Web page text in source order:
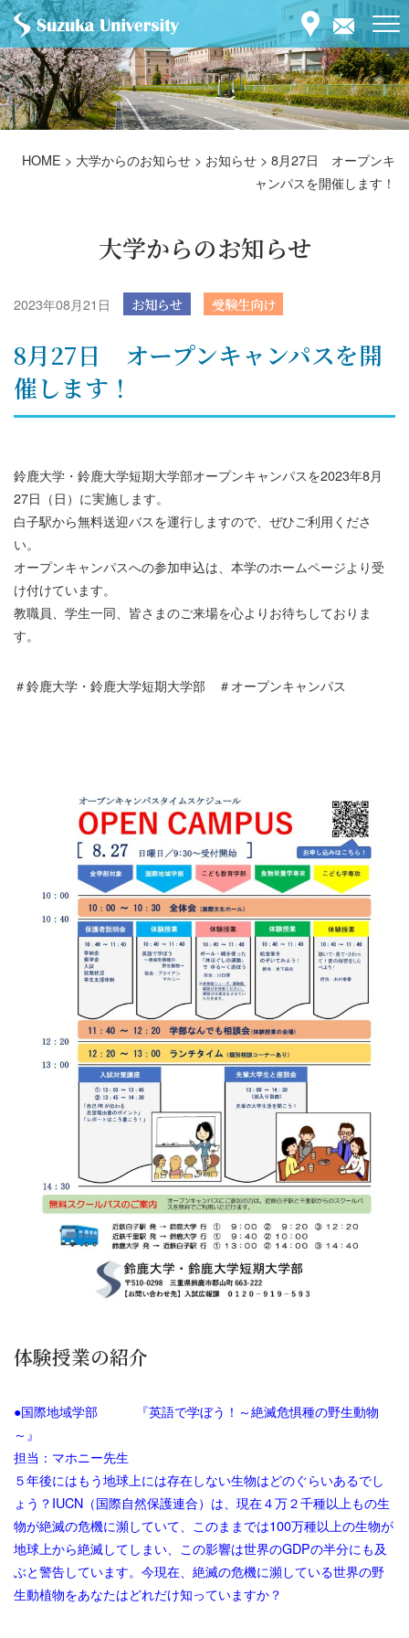
HOME > 大学からのお知らせ > お知らせ > 8月27日 オープンキ
ャンパスを開催します！
大学からのお知らせ
2023年08月21日 お知らせ 受験生向け
8月27日 オープンキャンパスを開
催します！
鈴鹿大学・鈴鹿大学短期大学部オープンキャンパスを2023年8月
27日（日）に実施します。
白子駅から無料送迎バスを運行しますので、ぜひご利用くださ
い。
オープンキャンパスへの参加申込は、本学のホームページより受
け付けています。
教職員、学生一同、皆さまのご来場を心よりお待ちしておりま
す。
＃鈴鹿大学・鈴鹿大学短期大学部 ＃オープンキャンパス
体験授業の紹介
●国際地域学部
『英語で学ぼう！～絶滅危惧種の野生動物
～』
担当：マホニー先生
５年後にはもう地球上には存在しない生物はどのぐらいあるでし
ょう？IUCN（国際自然保護連合）は、現在４万２千種以上もの生
物が絶滅の危機に瀕していて、このままでは100万種以上の生物が
地球上から絶滅してしまい、この影響は世界のGDPの半分にも及
ぶと警告しています。今現在、 絶滅の危機に瀕している世界の野
生動植物をあなたはどれだけ知っていますか？